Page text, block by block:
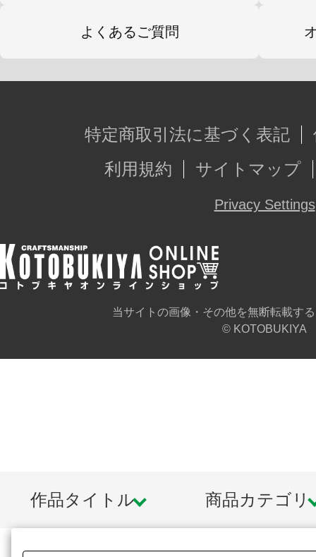
よくあるご質問
特定商取引法に基づく表記
利用規約
サイトマップ
Privacy Settings
当サイトの画像・その他を無断転載す
© KOTOBUKIYA
作品タイトル 商品カテゴリ